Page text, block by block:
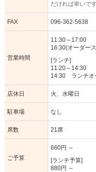
だければ幸いです
FAX 096-362-5638
営業時間
11:30～17:00
16:30(オーダー
[ランチ]
11:20～14:30
14:30 ランチオ
店休日 火、水曜日
駐車場 なし
席数 21席
ご予算
660円 ～
[ランチ予算]
880円 ～